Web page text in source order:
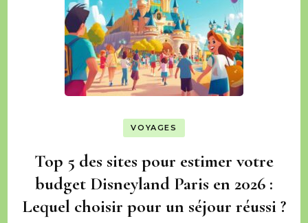
VOYAGES
Top 5 des sites pour estimer votre
budget Disneyland Paris en 2026 :
Lequel choisir pour un séjour réussi ?